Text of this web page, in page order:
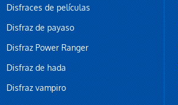
Disfraces de películas
Disfraz de payaso
Disfraz Power Ranger
Disfraz de hada
Disfraz vampiro